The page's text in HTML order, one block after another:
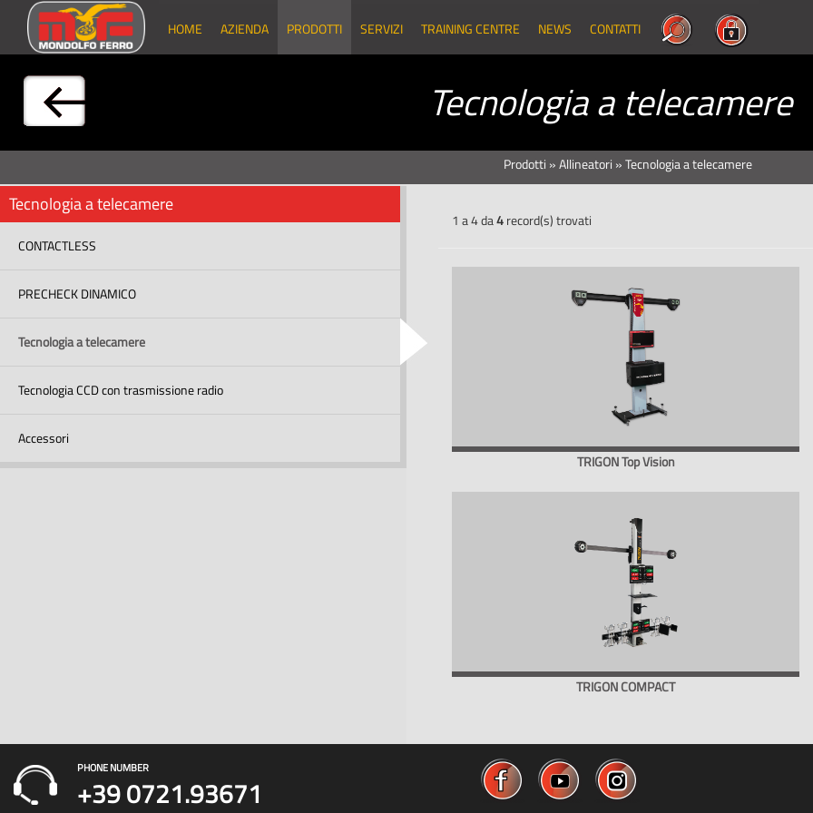
HOME AZIENDA PRODOTTI SERVIZI TRAINING CENTRE NEWS CONTATTI
Tecnologia a telecamere
Prodotti »Allineatori »Tecnologia a telecamere
Tecnologia a telecamere
CONTACTLESS
PRECHECK DINAMICO
Tecnologia a telecamere
Tecnologia CCD con trasmissione radio
Accessori
1 a 4 da4record(s) trovati
TRIGON Top Vision
TRIGON COMPACT
PHONE NUMBER
+39 0721.93671